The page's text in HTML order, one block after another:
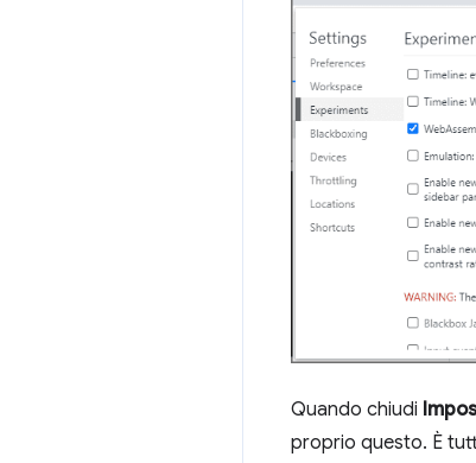
Quando chiudi
proprio questo. È